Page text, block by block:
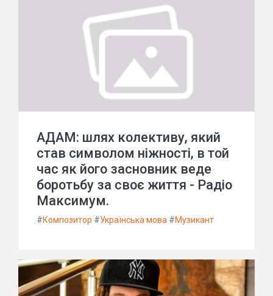
АДАМ: шлях колективу, який
став символом ніжності, в той
час як його засновник веде
боротьбу за своє життя - Радіо
Максимум.
#Композитор #Українська мова #Музикант